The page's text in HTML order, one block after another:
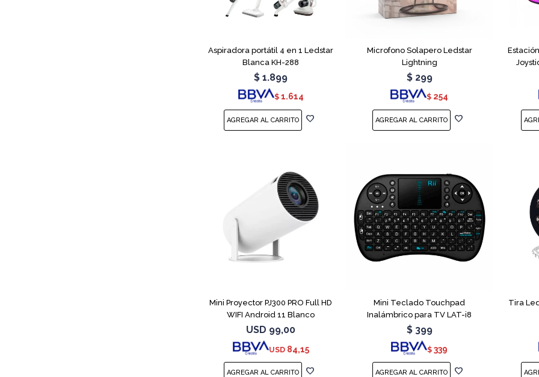
Aspiradora portátil 4 en 1 Ledstar
Blanca KH-288
$ 1.899
$ 1.614
Microfono Solapero Ledstar
Lightning
$ 299
$ 254
Mini Proyector PJ300 PRO Full HD
WIFI Android 11 Blanco
USD 99,00
USD 84,15
Mini Teclado Touchpad
Inalámbrico para TV LAT-i8
$ 399
$ 339
Tira